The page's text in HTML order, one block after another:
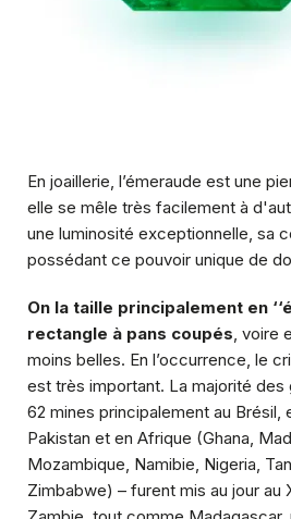
En joaillerie, l’émeraude est une
elle se mêle très facilement à
une luminosité exceptionnelle, sa
possédant ce pouvoir unique de
On la taille principalement en
rectangle à pans coupés, voire
moins belles. En l’occurrence, le
est très important. La majorité
62 mines principalement au Brésil,
Pakistan et en Afrique (Ghana,
Mozambique, Namibie, Nigeria,
Zimbabwe) – furent mis au jour au